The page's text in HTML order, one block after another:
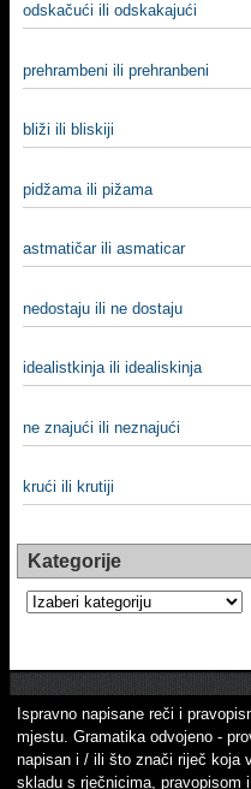
odskačući ili odskakajući
prehrambeni ili prehranbeni
bliži ili bliskiji
pidžama ili pižama
astmatičar ili asmaticar
nedostaju ili ne dostaju
idealistkinja ili idealiskinja
ne znajući ili neznajući
krući ili krutiji
Kategorije
Kategorije
Ispravno napisane reči i
mjestu. Gramatika odvojeno -
napisan i / ili što znači riječ koja
skladu s rječnicima, pravopisom